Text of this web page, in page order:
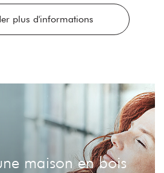
plus d'informations
maison en bois